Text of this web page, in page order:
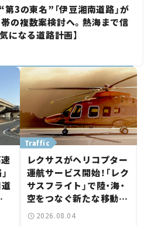
第3の東名”「伊豆湘南道路」が
の複数案検討へ。熱海まで信
になる道路計画】
レクサスがヘリコプター
運航サービス開始！「レク
サスフライト」で陸・海・
空をつなぐ新たな移動体
験とは
Traffic
2026.08.04